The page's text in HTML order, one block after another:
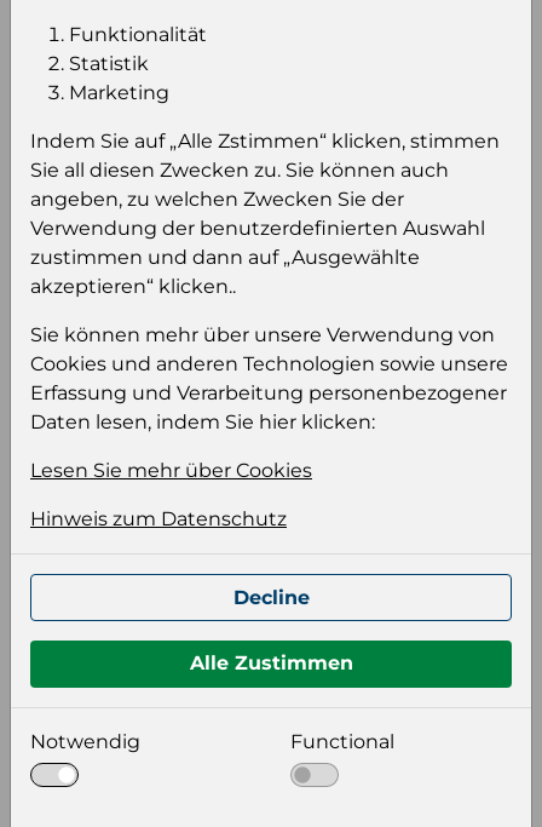
Einloggen um den Preis zu
Sie müssen eingeloggt sein, um Preise zu
sehen und/oder dieses Produkt zu kaufen.
Einloggen Anmeldung für B2B Konto
Produktinformation
Wählen Sie eine Sprache und ein Format für
Bildeinstellungen
wählen Sie eine Auflösung für Ihr Bild aus
Bildauflösung
Funktionalität
Statistik
Marketing
Indem Sie auf „Alle Zstimmen“ klicken, stimmen
Sie all diesen Zwecken zu. Sie können auch
angeben, zu welchen Zwecken Sie der
Verwendung der benutzerdefinierten Auswahl
zustimmen und dann auf „Ausgewählte
akzeptieren“ klicken..
Sie können mehr über unsere Verwendung von
Cookies und anderen Technologien sowie unsere
Erfassung und Verarbeitung personenbezogener
Daten lesen, indem Sie hier klicken:
Lesen Sie mehr über Cookies
Hinweis zum Datenschutz
Decline
Alle Zustimmen
Notwendig Functional